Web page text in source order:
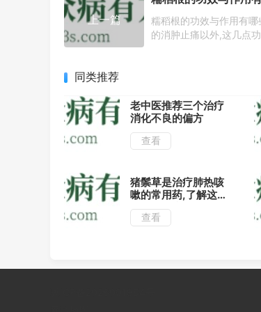
上一篇
糯稻根的功效与作用有
的消肿止痛以外,这几点
同类推荐
老中医推荐三个治疗
消化不良的偏方
查看
猪鬃草是治疗肺热咳
嗽的常用药,了解这
几种用法疗效好!
查看